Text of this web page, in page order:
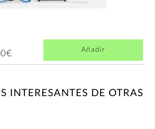
Añadir
INTERESANTES DE OTRAS